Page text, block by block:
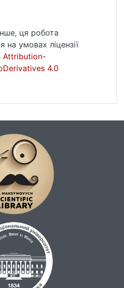
ця робота
умовах ліцензії
Attribution-
4.0